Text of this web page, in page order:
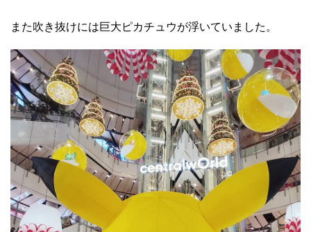
また吹き抜けには巨大ピカチュウが浮いていました。